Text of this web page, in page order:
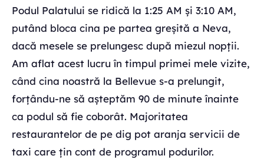
Podul Palatului se ridică la 1:25 AM și 3:10 AM,
putând bloca cina pe partea greșită a Neva,
dacă mesele se prelungesc după miezul nopții.
Am aflat acest lucru în timpul primei mele vizite,
când cina noastră la Bellevue s-a prelungit,
forțându-ne să așteptăm 90 de minute înainte
ca podul să fie coborât. Majoritatea
restaurantelor de pe dig pot aranja servicii de
taxi care țin cont de programul podurilor.